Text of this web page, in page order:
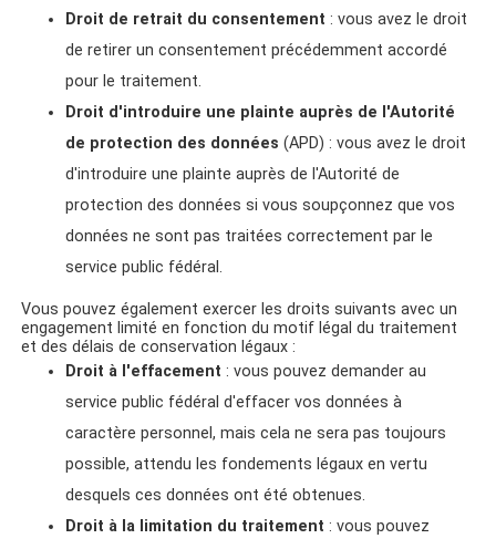
Droit de retrait du consentement: vous avez le droit
de retirer un consentement précédemment accordé
pour le traitement.
Droit d'introduire une plainte auprès de l'Autorité
de protection des données (APD): vous avez le droit
d'introduire une plainte auprès de l'Autorité de
protection des données si vous soupçonnez que vos
données ne sont pas traitées correctement par le
service public fédéral.
Vous pouvez également exercer les droits suivants avec un
engagement limité en fonction du motif légal du traitement
et des délais de conservation légaux :
Droit à l'effacement: vous pouvez demander au
service public fédéral d'effacer vos données à
caractère personnel, mais cela ne sera pas toujours
possible, attendu les fondements légaux en vertu
desquels ces données ont été obtenues.
Droit à la limitation du traitement: vous pouvez